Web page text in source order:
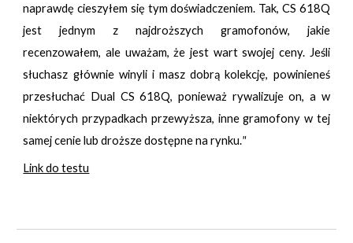
naprawdę cieszyłem się tym doświadczeniem. Tak, CS 618Q
jest jednym z najdroższych gramofonów, jakie
recenzowałem, ale uważam, że jest wart swojej ceny. Jeśli
słuchasz głównie winyli i masz dobrą kolekcję, powinieneś
przesłuchać Dual CS 618Q, ponieważ rywalizuje on, a w
niektórych przypadkach przewyższa, inne gramofony w tej
samej cenie lub droższe dostępne na rynku."
Link do testu